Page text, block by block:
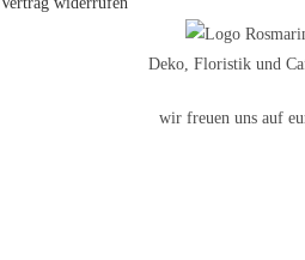
Deko, Floristik und
wir freuen uns auf